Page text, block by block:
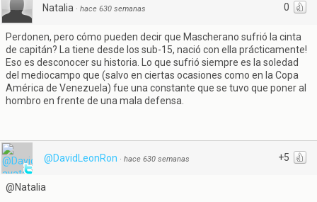
0
Natalia · hace 630 semanas
Perdonen, pero cómo pueden decir que Mascherano sufrió la cinta
de capitán? La tiene desde los sub-15, nació con ella prácticamente!
Eso es desconocer su historia. Lo que sufrió siempre es la soledad
del mediocampo que (salvo en ciertas ocasiones como en la Copa
América de Venezuela) fue una constante que se tuvo que poner al
hombro en frente de una mala defensa.
+5
@DavidLeonRon · hace 630 semanas
@Natalia